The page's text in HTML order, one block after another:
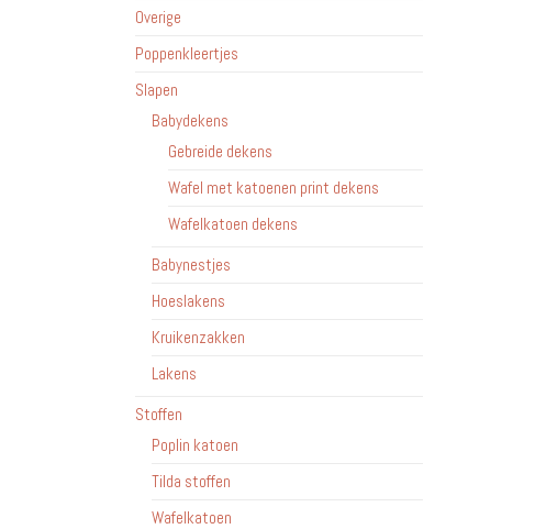
Overige
Poppenkleertjes
Slapen
Babydekens
Gebreide dekens
Wafel met katoenen print dekens
Wafelkatoen dekens
Babynestjes
Hoeslakens
Kruikenzakken
Lakens
Stoffen
Poplin katoen
Tilda stoffen
Wafelkatoen